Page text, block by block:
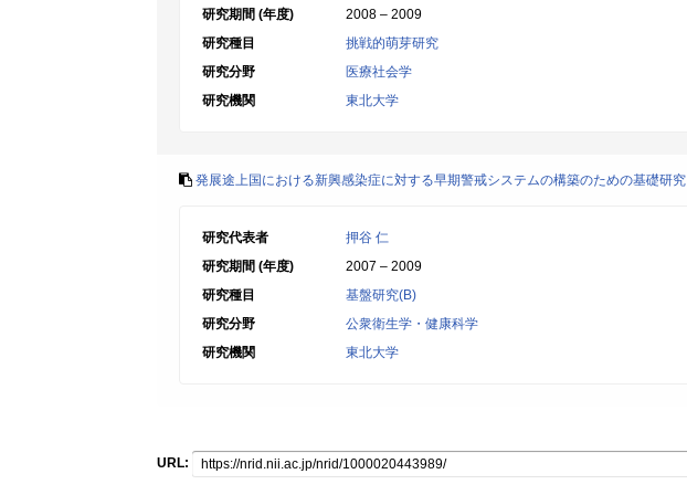
研究期間 (年度)
2008 – 2009
研究種目
挑戦的萌芽研究
研究分野
医療社会学
研究機関
東北大学
発展途上国における新興感染症に対する早期警戒システムの構築のための基礎研究
研究代表者
押谷 仁
研究期間 (年度)
2007 – 2009
研究種目
基盤研究(B)
研究分野
公衆衛生学・健康科学
研究機関
東北大学
URL: